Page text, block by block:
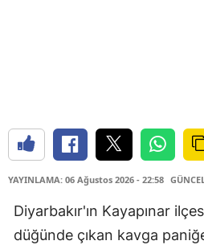
YAYINLAMA: 06 Ağustos 2026 - 22:58
Diyarbakır'ın Kayapınar
düğünde çıkan kavga